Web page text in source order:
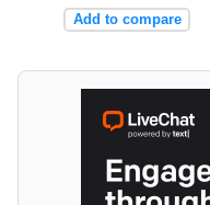
Add to compare